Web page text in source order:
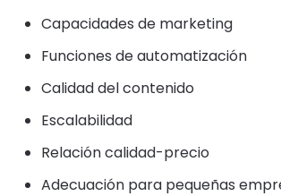
Capacidades de marketing
Funciones de automatización
Calidad del contenido
Escalabilidad
Relación calidad-precio
Adecuación para pequeñas